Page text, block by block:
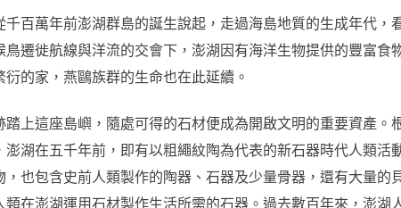
千百萬年前澎湖群島的誕生說起，走過海島地質的生成年代，
鳥遷徙航線與洋流的交會下，澎湖因有海洋生物提供的豐富食
衍的家，燕鷗族群的生命也在此延續。
踏上這座島嶼，隨處可得的石材便成為開啟文明的重要資產。
澎湖在五千年前，即有以粗繩紋陶為代表的新石器時代人類活
，也包含史前人類製作的陶器、石器及少量骨器，還有大量的
類在澎湖運用石材製作生活所需的石器。過去數百年來，澎湖